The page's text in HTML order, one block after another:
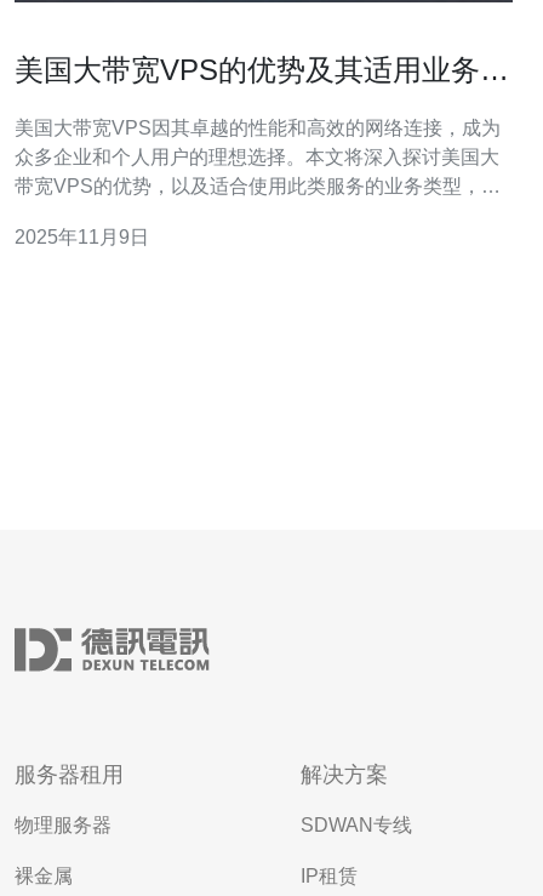
美国大带宽VPS的优势及其适用业务类
美国大带宽VPS因其卓越的性能和高效的网络连接，成为
众多企业和个人用户的理想选择。本文将深入探讨美国大
带宽VPS的优势，以及适合使用此类服务的业务类型，尤
服务器和网络技术的高要求。 美国大带宽VPS的最大优势
2025年11月9日
服务器租用
物理服务器
裸金属
解决方案
SDWAN专线
IP租赁